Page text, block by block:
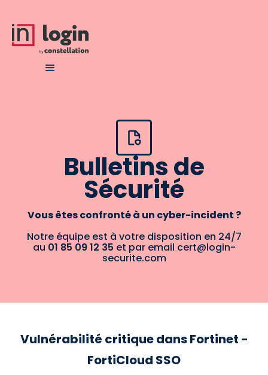
Bulletins de
Sécurité
Vous êtes confronté à un cyber-incident ?
Notre équipe est à votre disposition en 24/7
au 01 85 09 12 35 et par email cert@login-
securite.com
Vulnérabilité critique dans Fortinet -
FortiCloud SSO